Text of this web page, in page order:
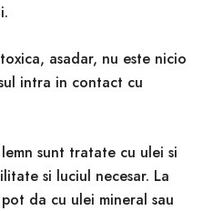
asadar, nu este nicio
intra in contact cu
sunt tratate cu ulei si
si luciul necesar. La
da cu ulei mineral sau